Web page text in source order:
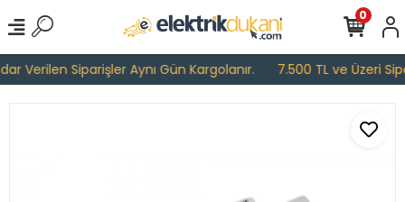
Verilen Siparişler Aynı Gün Kargolanır. 7.500 TL ve Üzeri
0